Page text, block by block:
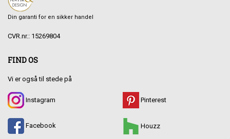
Din garanti for en sikker handel
CVR.nr.: 15269804
FIND OS
Vi er også til stede på
Instagram
Facebook
Pinterest
Houzz